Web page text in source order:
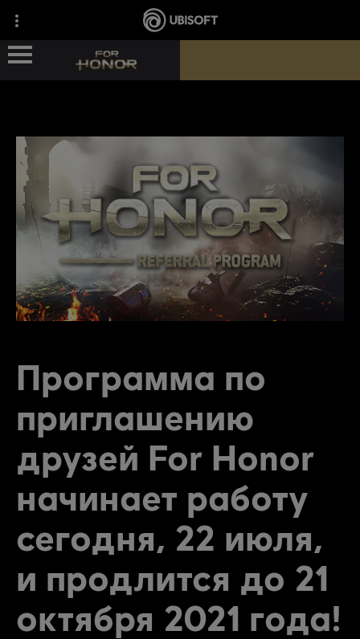
ГЕРОИ
НОВОСТИ
СВЕДЕНИЯ
Программа по
приглашению
друзей For Honor
начинает работу
сегодня, 22 июля,
и продлится до 21
октября 2021 года!